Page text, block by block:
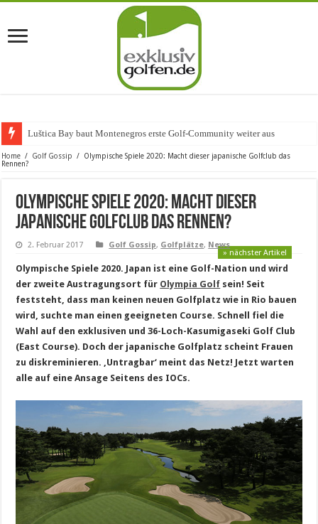
Luštica Bay baut Montenegros erste Golf-Community weiter aus
Home / Golf Gossip /
Olympische Spiele 2020: Macht dieser japanische Golfclub das
Rennen?
Olympische Spiele 2020: Macht dieser
japanische Golfclub das Rennen?
2. Februar 2017 Golf Gossip, Golfplätze, News
» nächster Artikel
Olympische Spiele 2020. Japan ist eine Golf-Nation und wird
der zweite Austragungsort für Olympia Golf sein! Seit
feststeht, dass man keinen neuen Golfplatz wie in Rio bauen
wird, suchte man einen geeigneten Course. Schnell fiel die
Wahl auf den exklusiven und 36-Loch-Kasumigaseki Golf Club
(East Course). Doch der japanische Golfplatz scheint Frauen
zu diskreminieren. ‚Untragbar‘ meint das Netz! Jetzt warten
alle auf eine Ansage Seitens des IOCs.